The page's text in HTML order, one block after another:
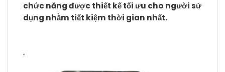
chức năng được thiết kế tối ưu cho người sử
dụng nhằm tiết kiệm thời gian nhất.